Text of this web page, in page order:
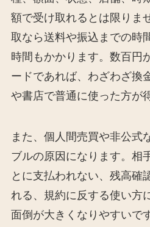
額で受け取れるとは限りま
取なら送料や振込までの時
時間もかかります。数百円
ードであれば、わざわざ換
や書店で普通に使った方が
また、個人間売買や非公式
ブルの原因になります。相
とに支払われない、残高確
れる、規約に反する使い方
面倒が大きくなりやすいで